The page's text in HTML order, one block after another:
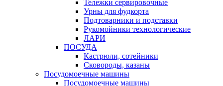
Тележки сервировочные
Урны для фудкорта
Подтоварники и подставки
Рукомойники технологические
ЛАРИ
ПОСУДА
Кастрюли, сотейники
Сковороды, казаны
Посудомоечные машины
Посудомоечные машины